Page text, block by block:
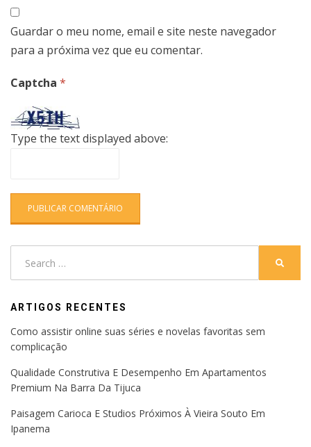
Guardar o meu nome, email e site neste navegador
para a próxima vez que eu comentar.
Captcha *
Type the text displayed above:
ARTIGOS RECENTES
Como assistir online suas séries e novelas favoritas sem
complicação
Qualidade Construtiva E Desempenho Em Apartamentos
Premium Na Barra Da Tijuca
Paisagem Carioca E Studios Próximos À Vieira Souto Em
Ipanema